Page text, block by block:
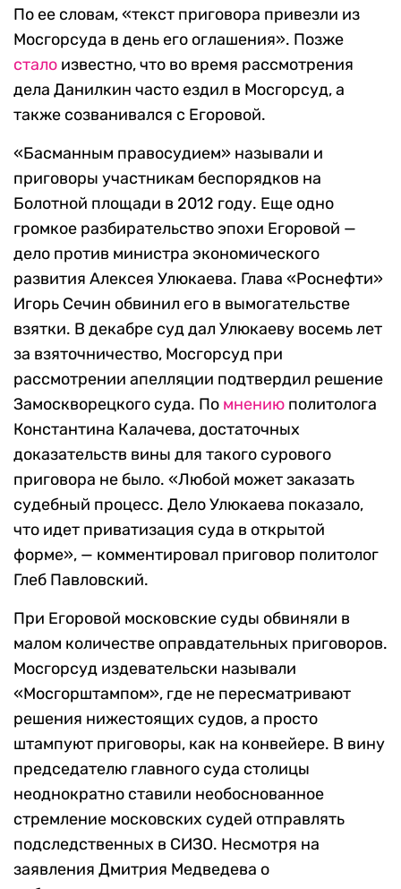
По ее словам, «текст приговора привезли из
Мосгорсуда в день его оглашения». Позже
стало известно, что во время рассмотрения
дела Данилкин часто ездил в Мосгорсуд, а
также созванивался с Егоровой.
«Басманным правосудием» называли и
приговоры участникам беспорядков на
Болотной площади в 2012 году. Еще одно
громкое разбирательство эпохи Егоровой —
дело против министра экономического
развития Алексея Улюкаева. Глава «Роснефти»
Игорь Сечин обвинил его в вымогательстве
взятки. В декабре суд дал Улюкаеву восемь лет
за взяточничество, Мосгорсуд при
рассмотрении апелляции подтвердил решение
Замоскворецкого суда. По мнению политолога
Константина Калачева, достаточных
доказательств вины для такого сурового
приговора не было. «Любой может заказать
судебный процесс. Дело Улюкаева показало,
что идет приватизация суда в открытой
форме», — комментировал приговор политолог
Глеб Павловский.
При Егоровой московские суды обвиняли в
малом количестве оправдательных приговоров.
Мосгорсуд издевательски называли
«Мосгорштампом», где не пересматривают
решения нижестоящих судов, а просто
штампуют приговоры, как на конвейере. В вину
председателю главного суда столицы
неоднократно ставили необоснованное
стремление московских судей отправлять
подследственных в СИЗО. Несмотря на
заявления Дмитрия Медведева о